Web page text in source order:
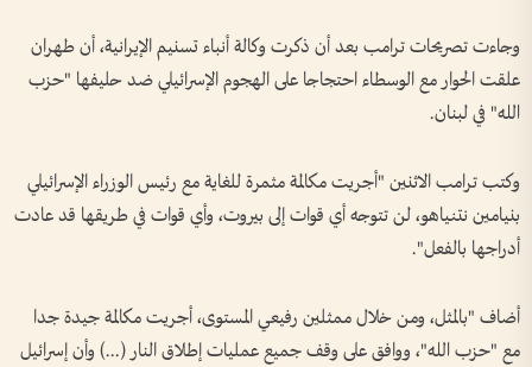
وجاءت تصريحات ترامب بعد أن ذكرت وكالة أنباء تسنيم الإيرانية، أن طهران
علقت الحوار مع الوسطاء احتجاجا على الهجوم الإسرائيلي ضد حليفها "حزب
الله" في لبنان.
وكتب ترامب الاثنين "أجريت مكالمة مثمرة للغاية مع رئيس الوزراء الإسرائيلي
بنيامين نتنياهو، لن تتوجه أي قوات إلى بيروت، وأي قوات في طريقها قد عادت
أدراجها بالفعل".
أضاف "بالمثل، ومن خلال ممثلين رفيعي المستوى، أجريت مكالمة جيدة جدا
مع "حزب الله"، ووافق على وقف جميع عمليات إطلاق النار (...) وأن إسرائيل